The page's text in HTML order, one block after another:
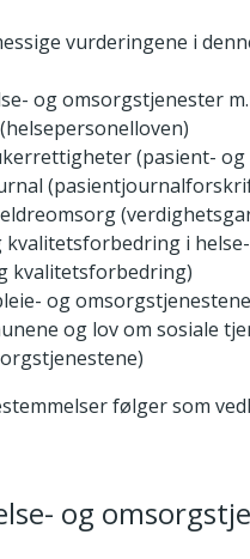
vurderingene i
og omsorgstjenester
(pasient-
i
kvalitetsforbedring)
og
og lov om sosiale
følger som
og